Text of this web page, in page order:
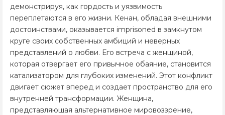
демонстрируя, как гордость и уязвимость
переплетаются в его жизни. Кенан, обладая внешними
достоинствами, оказывается imprisoned в замкнутом
круге своих собственных амбиций и неверных
представлений о любви. Его встреча с женщиной,
которая отвергает его привычное обаяние, становится
катализатором для глубоких изменений. Этот конфликт
двигает сюжет вперед и создает пространство для его
внутренней трансформации. Женщина,
представляющая альтернативное мировоззрение,